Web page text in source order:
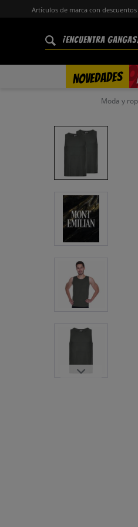
Artículos de marca con
NOVEDADES
Moda y